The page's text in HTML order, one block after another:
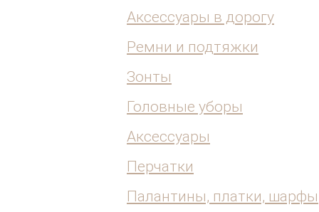
Аксессуары в дорогу
Ремни и подтяжки
Зонты
Головные уборы
Аксессуары
Перчатки
Палантины, платки, шарфы